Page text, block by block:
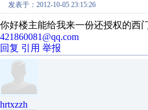
发表于：2012-10-05 23:15:26
你好楼主能给我来一份还授权的西
421860081@qq.com
回复 引用 举报
hrtxzzh